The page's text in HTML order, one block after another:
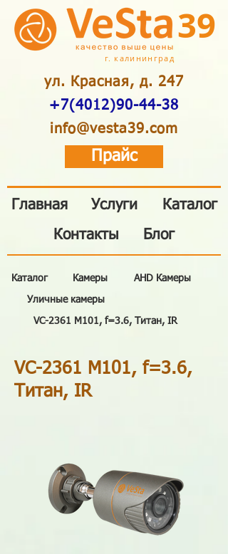
39
г. калининград
ул. Красная, д. 247
+7(4012)90-44-38
info@vesta39.com
Прайс
Главная
Услуги
Контакты
Каталог
Блог
Каталог Камеры AHD Камеры
Уличные камеры
VC-2361 M101, f=3.6, Титан, IR
VC-2361 M101, f=3.6,
Титан, IR